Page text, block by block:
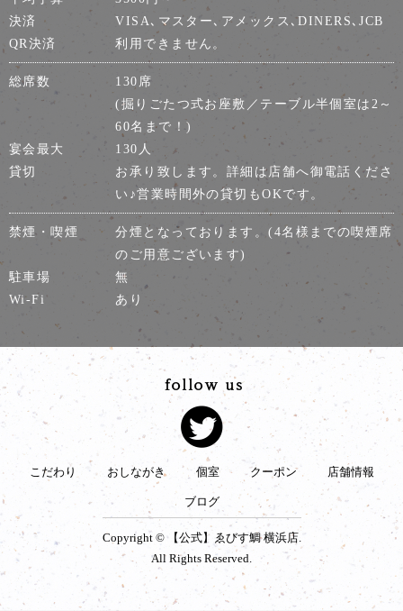
決済
VISA､マスター､アメックス､DINERS､JCB
QR決済
利用できません。
総席数
130席
(掘りごたつ式お座敷／テーブル半個室は2～
60名まで！)
宴会最大
130人
貸切
お承り致します。詳細は店舗へ御電話くださ
い♪営業時間外の貸切もOKです。
禁煙・喫煙
分煙となっております。(4名様までの喫煙席
のご用意ございます)
駐車場
無
Wi-Fi
あり
こだわり おしながき 個室 クーポン 店舗情報
ブログ
Copyright © 【公式】ゑびす鯛 横浜店.
All Rights Reserved.